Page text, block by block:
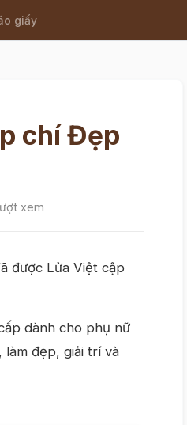
giấy
chí Đẹp
xem
được Lửa Việt cập
dành cho phụ nữ
làm đẹp, giải trí và